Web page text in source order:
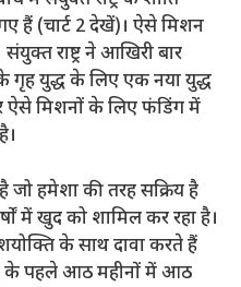
हैं (चार्ट 2 देखें)। ऐसे मिशन
राष्ट्र ने आखिरी बार
गृह युद्ध के लिए एक नया युद्ध
ऐसे मिशनों के लिए फंडिंग में
जो हमेशा की तरह सक्रिय है
में खुद को शामिल कर रहा है।
के साथ दावा करते हैं
के पहले आठ महीनों में आठ